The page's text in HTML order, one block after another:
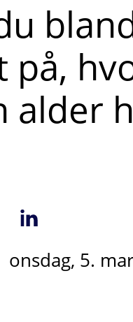
på,
alder
onsdag, 5.